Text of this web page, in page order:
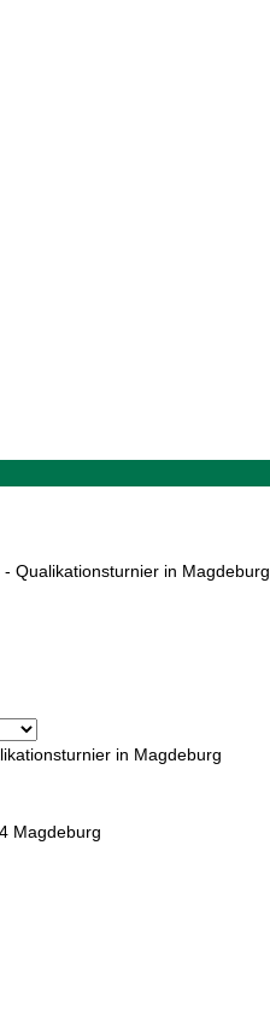
Qualikationsturnier in Magdeburg
in Magdeburg
Magdeburg